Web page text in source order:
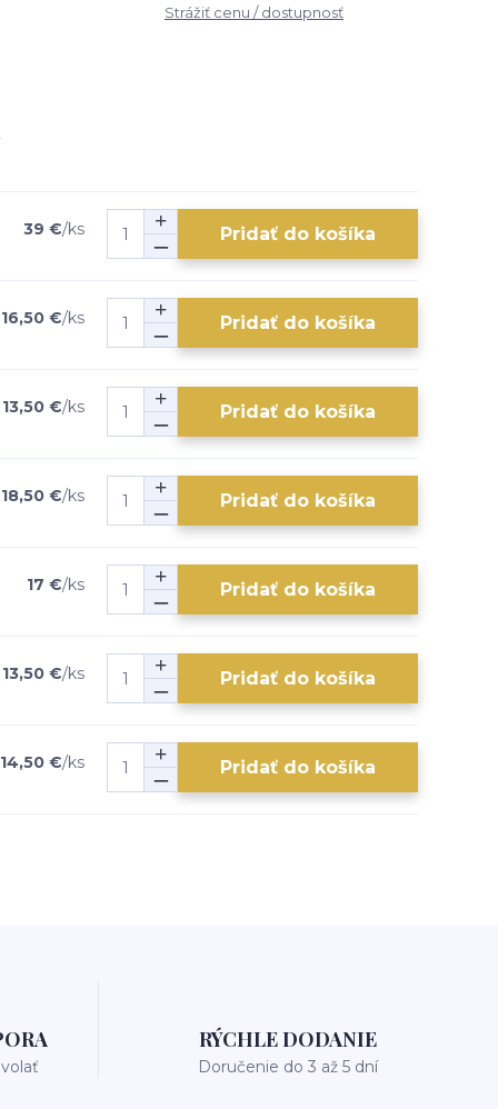
Strážiť cenu / dostupnosť
39 €/ks Pridať do košíka
16,50 €/ks Pridať do košíka
13,50 €/ks Pridať do košíka
18,50 €/ks Pridať do košíka
17 €/ks Pridať do košíka
13,50 €/ks Pridať do košíka
14,50 €/ks Pridať do košíka
RÝCHLE DODANIE
Doručenie do 3 až 5 dní